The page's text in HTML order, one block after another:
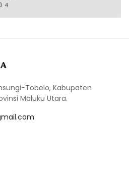
4
Tobelo, Kabupaten
Maluku Utara.